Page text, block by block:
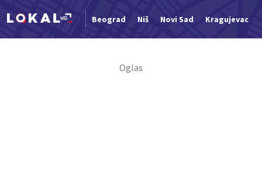
Beograd Niš Novi Sad Kragujevac